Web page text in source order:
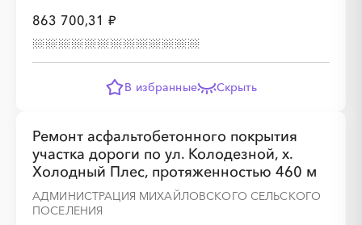
863 700,31 ₽
В избранные Скрыть
Ремонт асфальтобетонного покрытия
участка дороги по ул. Колодезной, х.
Холодный Плес, протяженностью 460 м
АДМИНИСТРАЦИЯ МИХАЙЛОВСКОГО СЕЛЬСКОГО
ПОСЕЛЕНИЯ